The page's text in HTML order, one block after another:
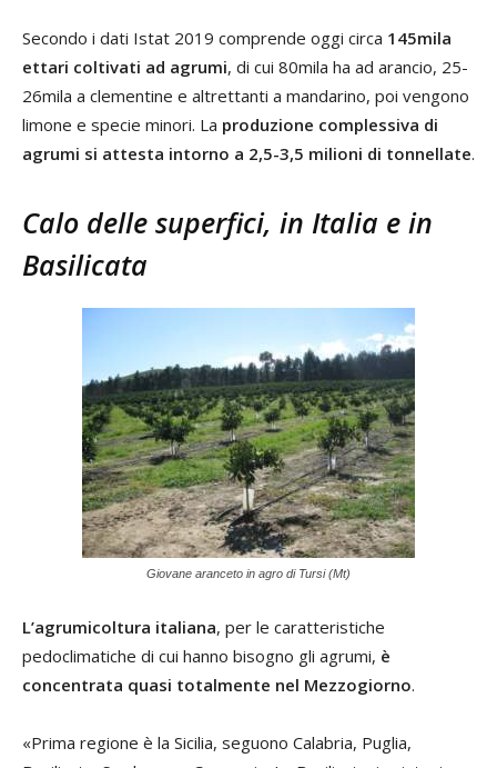
Secondo i dati Istat 2019 comprende oggi circa 145mila
ettari coltivati ad agrumi, di cui 80mila ha ad arancio, 25-
26mila a clementine e altrettanti a mandarino, poi vengono
limone e specie minori. La produzione complessiva di
agrumi si attesta intorno a 2,5-3,5 milioni di tonnellate.
Calo delle superfici, in Italia e in
Basilicata
Giovane aranceto in agro di Tursi (Mt)
L’agrumicoltura italiana, per le caratteristiche
pedoclimatiche di cui hanno bisogno gli agrumi, è
concentrata quasi totalmente nel Mezzogiorno.
«Prima regione è la Sicilia, seguono Calabria, Puglia,